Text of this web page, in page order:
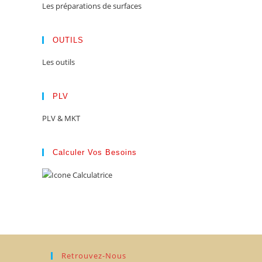
Les préparations de surfaces
OUTILS
Les outils
PLV
PLV & MKT
Calculer Vos Besoins
Retrouvez-Nous